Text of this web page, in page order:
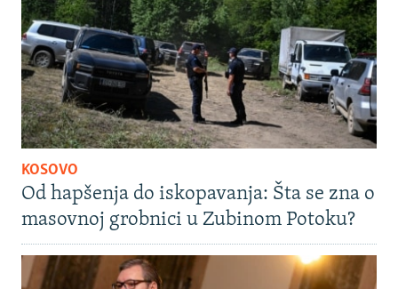
KOSOVO
Od hapšenja do iskopavanja: Šta se zna o
masovnoj grobnici u Zubinom Potoku?